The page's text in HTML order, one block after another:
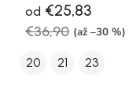
od €25,83
€36,90 (až –30 %)
20 21 23